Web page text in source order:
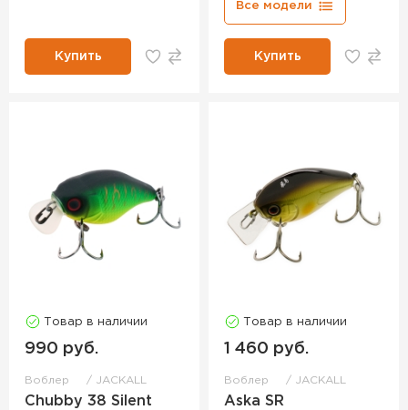
Купить
Все модели
Купить
Товар в наличии
990 руб.
Воблер JACKALL
Chubby 38 Silent
Товар в наличии
1 460 руб.
Воблер JACKALL
Aska SR